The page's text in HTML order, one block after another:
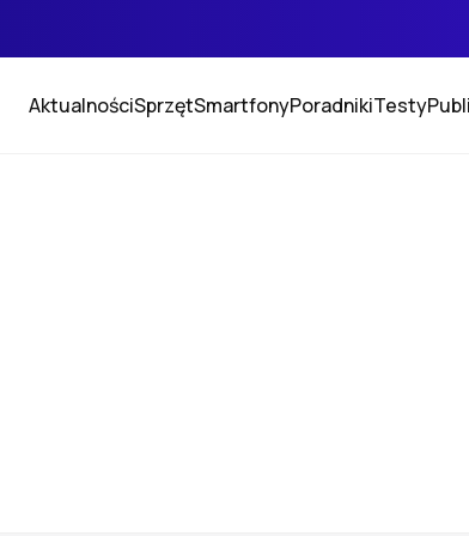
AktualnościSprzętSmartfonyPoradnikiTesty